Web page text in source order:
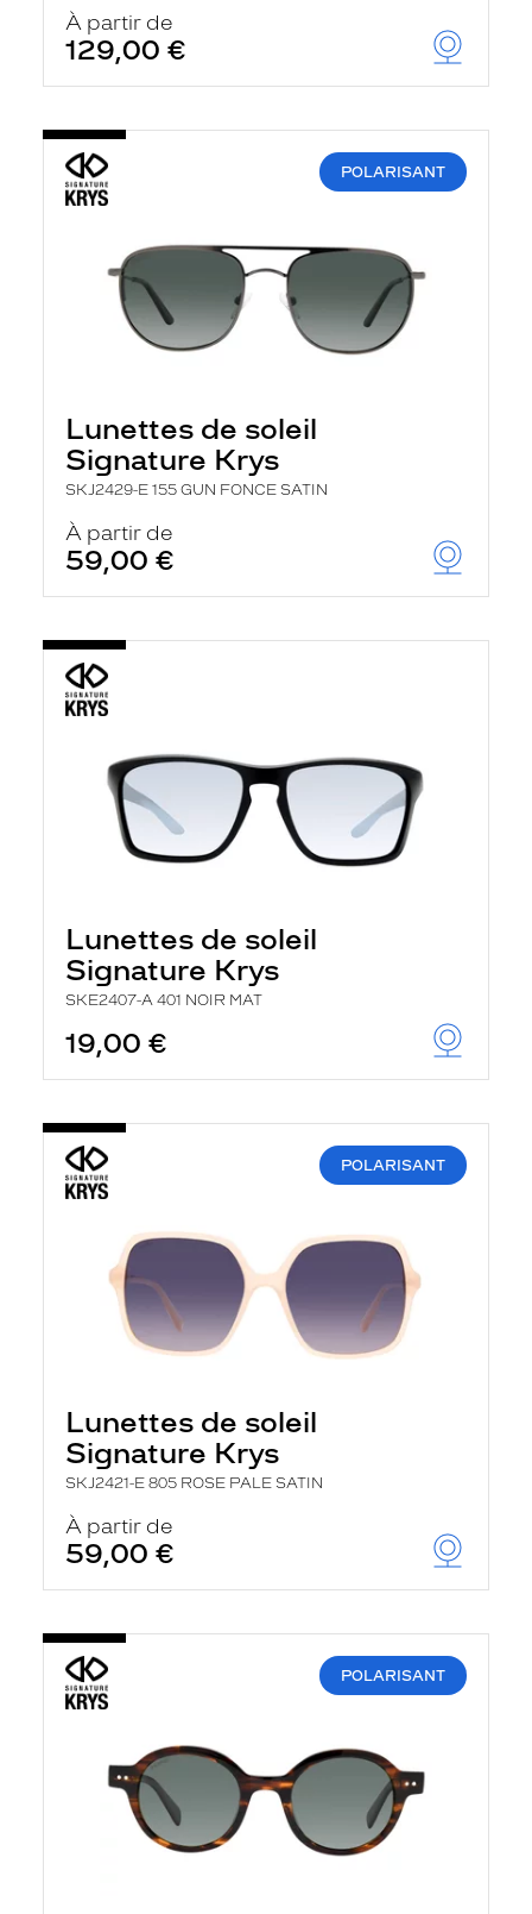
À partir de
129,00 €
POLARISANT
Lunettes de soleil
Signature Krys
SKJ2429-E 155 GUN FONCE SATIN
À partir de
59,00 €
Lunettes de soleil
Signature Krys
SKE2407-A 401 NOIR MAT
19,00 €
POLARISANT
Lunettes de soleil
Signature Krys
SKJ2421-E 805 ROSE PALE SATIN
À partir de
59,00 €
POLARISANT